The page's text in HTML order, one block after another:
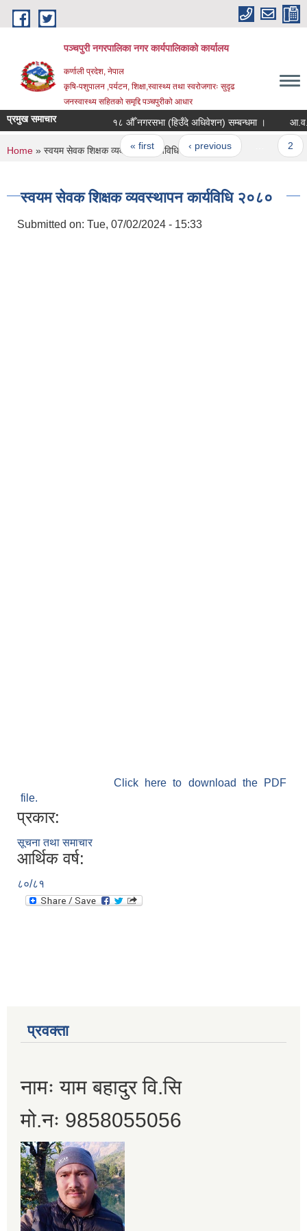
Skip to main content
पञ्चपुरी नगरपालिका नगर कार्यपालिकाको कार्यालय
कर्णाली प्रदेश, नेपाल
कृषि-पशुपालन ,पर्यटन, शिक्षा,स्वास्थ्य तथा स्वरोजगारः सुदृढ
जनस्वास्थ्य सहितको समृद्दि पञ्चपुरीको आधार
प्रमुख समाचार १८ औँ नगरसभा (हिउँदे अधिवेशन) सम्बन्धमा । आ.व.
Pages
« first ‹ previous
You are here
Home » स्वयम सेवक शिक्षक व्यवस्थापन कार्यविधि २०८०
स्वयम सेवक शिक्षक व्यवस्थापन कार्यविधि २०८०
Submitted on: Tue, 07/02/2024 - 15:33
Click here to download the PDF
file.
प्रकार:
सूचना तथा समाचार
आर्थिक वर्ष:
८०/८१
प्रवक्ता
नामः याम बहादुर वि.सि
मो.नः 9858055056